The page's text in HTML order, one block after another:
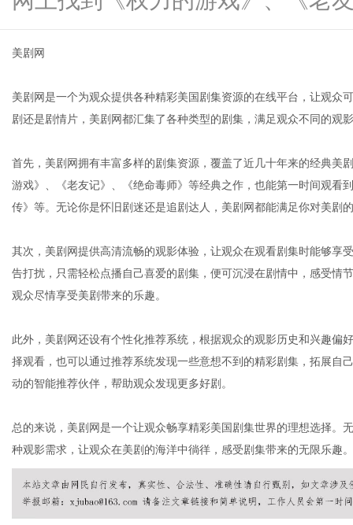
美剧网
美剧网是一个为观众提供各种精彩美国剧集资源的在线平台，让观众
剧还是剧情片，美剧网都汇集了各种类型的剧集，满足观众不同的观
首先，美剧网拥有丰富多样的剧集资源，覆盖了近几十年来的经典美
游戏》、《老友记》、《绝命毒师》等经典之作，也能第一时间观看
传》等。无论你是怀旧剧迷还是追剧达人，美剧网都能满足你对美剧
其次，美剧网提供高清流畅的观影体验，让观众在观看剧集时能够享
告打扰，只需轻松点播自己喜爱的剧集，便可沉浸在剧情中，感受情
观众尽情享受美剧带来的乐趣。
此外，美剧网还设有个性化推荐系统，根据观众的观影历史和兴趣偏
择观看，也可以通过推荐系统发现一些意想不到的精彩剧集，拓展自
动的智能推荐伙伴，帮助观众发现更多好剧。
总的来说，美剧网是一个让观众畅享精彩美国剧集世界的理想选择。
种观影需求，让观众在美剧的海洋中徜徉，感受剧集带来的无限乐趣